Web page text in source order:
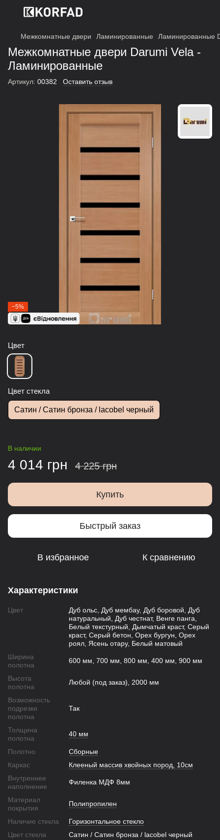
Межкомнатные двери Ламинированные Ламинированные
Межкомнатные двери Darumi Vela -
Ламинированные
Артикул: 00382 Оставить отзыв
−5%
Цвет
Цвет стекла
Сатин / Сатин бронза / lacobel черный
В наличии
4 014 грн 4 225 грн
Купить
Быстрый заказ
В избранное К сравнению
Характеристики
Цвет
Дуб ольс, Дуб мембау, Дуб боровой, Дуб
натуральный, Дуб честнат, Венге панга,
Белый текстурный, Дымчатый краст, Серый
краст, Серый бетон, Орех бургун, Орех
роял, Ясень отару, Белый матовый
Ширина
полотна
600 мм, 700 мм, 800 мм, 400 мм, 900 мм
Высота
полотна
Любой (под заказ), 2000 мм
Возможность
подрезки
полотна
Так
Толщина
полотна
40 мм
Полотно
Сборные
Каркас
Клееный массив хвойных пород, 10см
Внутреннее
наполнение
Филенка МДФ 8мм
Материал
покрытия
Полипропилен
Наличие стекла
Горизонтальное стекло
Цвет стекла
Сатин / Сатин бронза / lacobel черный